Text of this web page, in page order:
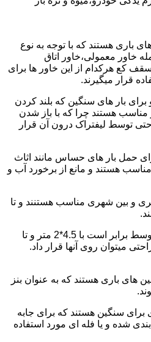
باری هستند که با توجه به نوع
خاور معمولی،خاور اتاق
کع هرکدام از این خاور ها برای
قرار میگیرند.
بار های سنگین که بلند کردن
هستند چرا که با باز شدن
توسط لیفتراک درون آن قرار
حمل بار های حساس مانند اثاث
هستند و مانع از برخورد آب و
و بین شهری مناسب هستنند و تا
ابعاد بارگیر خاور ها به طور متوسط برابر است با 4.5*2 متر و تا
های باری هستند که به عنوان بنز
سنگین هستند که برای جابه
شده و یا فله ای مورد استفاده